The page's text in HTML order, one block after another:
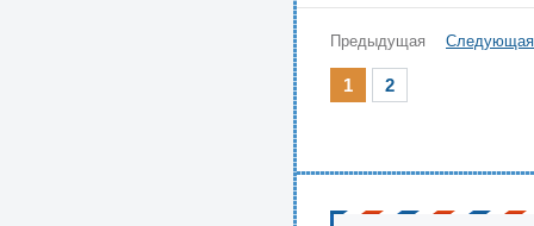
Предыдущая Следующая
1 2